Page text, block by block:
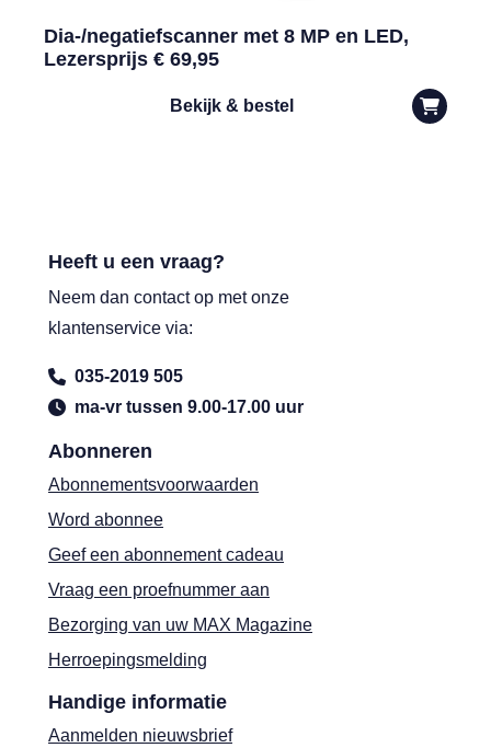
Dia-/negatiefscanner met 8 MP en LED,
Lezersprijs € 69,95
Bekijk & bestel
Abonneren
Abonnementsvoorwaarden
Word abonnee
Geef een abonnement cadeau
Vraag een proefnummer aan
Bezorging van uw MAX Magazine
Herroepingsmelding
Handige informatie
Aanmelden nieuwsbrief
Heeft u een vraag?
Neem dan contact op met onze
klantenservice via:
035-2019 505
ma-vr tussen 9.00-17.00 uur